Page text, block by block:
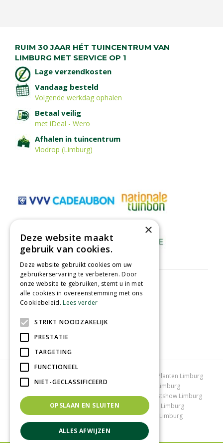
RUIM 30 JAAR HÉT TUINCENTRUM VAN
LIMBURG MET SERVICE OP 1
Lage verzendkosten
Vandaag besteld
Volgende werkdag ophalen
Betaal veilig
met iDeal - Wero
Afhalen in tuincentrum
Vlodrop (Limburg)
Tuincentrum Limburg
Planten Limburg
Bomen en struiken Limburg
Tuinplanten Limburg
Tuincentrum Vlodrop Gartencenter Vlodrop
Kerstshow Limburg
Kerstverlichting Lemax huisjes
Vijvervissen Limburg
Graszoden kopen Limburg Tuinmeubelen Limburg
Tuincentrum Roermond
×
Deze website maakt
gebruik van cookies.
Deze website gebruikt cookies om uw
gebruikerservaring te verbeteren. Door
onze website te gebruiken, stemt u in met
alle cookies in overeenstemming met ons
Cookiebeleid.Lees verder
STRIKT NOODZAKELIJK
PRESTATIE
TARGETING
FUNCTIONEEL
NIET-GECLASSIFICEERD
OPSLAAN EN SLUITEN
ALLES AFWIJZEN